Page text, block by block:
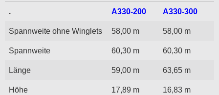
A330-200 A330-300
Spannweite ohne Winglets 58,00 m 58,00 m
Spannweite 60,30 m 60,30 m
Länge 59,00 m 63,65 m
Höhe 17,89 m 16,83 m